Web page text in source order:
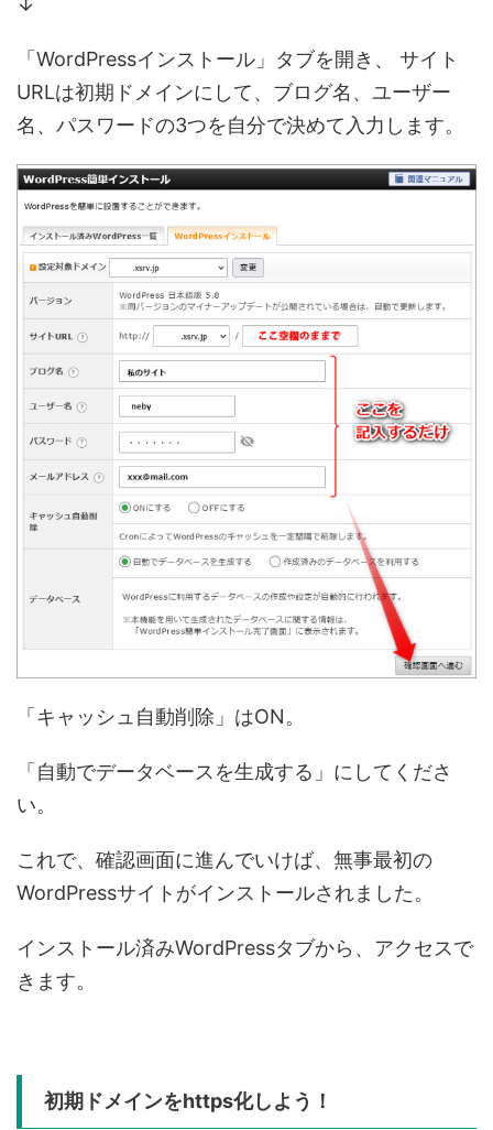
「WordPressインストール」タブを開き、
サイト
URLは初期ドメインにして、ブログ名、ユーザー
名、パスワードの3つを自分で決めて入力します。
「キャッシュ自動削除」はON。
「自動でデータベースを生成する」にしてくださ
い。
これで、確認画面に進んでいけば、無事最初の
WordPressサイトがインストールされました。
インストール済みWordPressタブから、アクセスで
きます。
初期ドメインをhttps化しよう！